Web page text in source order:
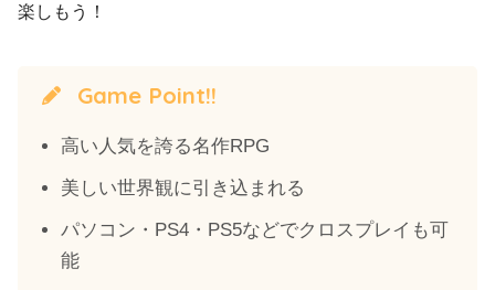
楽しもう！
Game Point!!
高い人気を誇る名作RPG
美しい世界観に引き込まれる
パソコン・PS4・PS5などでクロスプレイも可
能